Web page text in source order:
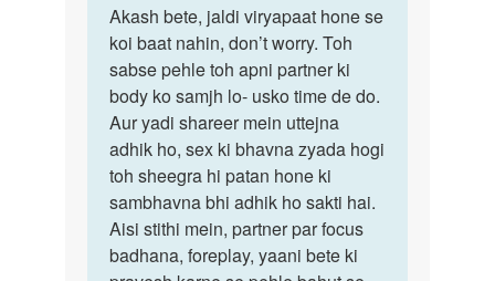
to
Aunty
mera
sparm
sex
karne
by
Akash
v
Akash
bete,
jaldi
viryapaat
Akash bete, jaldi viryapaat hone se
koi baat nahin, don’t worry. Toh
sabse pehle toh apni partner ki
body ko samjh lo- usko time de do.
Aur yadi shareer mein uttejna
adhik ho, sex ki bhavna zyada hogi
toh sheegra hi patan hone ki
sambhavna bhi adhik ho sakti hai.
Aisi stithi mein, partner par focus
badhana, foreplay, yaani bete ki